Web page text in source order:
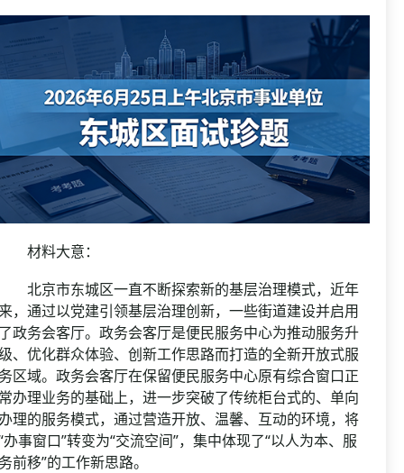
料大意：
京市东城区一直不断探索新的基层治理模式，近年
，通过以党建引领基层治理创新，一些街道建设并启用
政务会客厅。政务会客厅是便民服务中心为推动服务升
、优化群众体验、创新工作思路而打造的全新开放式服
区域。政务会客厅在保留便民服务中心原有综合窗口正
办理业务的基础上，进一步突破了传统柜台式的、单向
理的服务模式，通过营造开放、温馨、互动的环境，将
办事窗口”转变为“交流空间”，集中体现了“以人为本、服
前移”的工作新思路。